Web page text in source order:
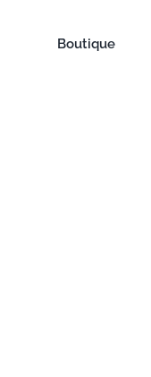
Boutique